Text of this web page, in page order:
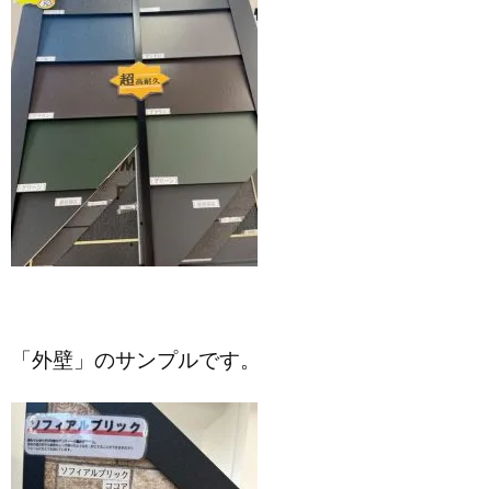
「外壁」のサンプルです。